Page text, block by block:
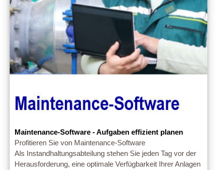
Maintenance-Software - Aufgaben effizient planen
Profitieren Sie von Maintenance-Software
Als Instandhaltungsabteilung stehen Sie jeden Tag vor der
Herausforderung, eine optimale Verfügbarkeit Ihrer Anlagen